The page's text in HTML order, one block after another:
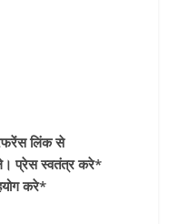
लिंक से
प्रेस स्वतंत्र करे*
करे*